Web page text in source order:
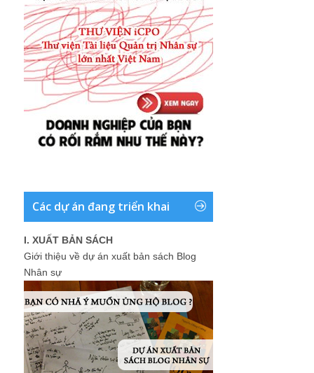
Các dự án đang triển khai
I. XUẤT BẢN SÁCH
Giới thiệu về dự án xuất bản sách Blog
Nhân sự